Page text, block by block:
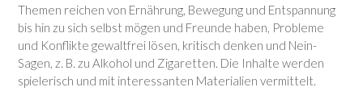
Themen reichen von Ernährung, Bewegung und Entspannung
bis hin zu sich selbst mögen und Freunde haben, Probleme
und Konflikte gewaltfrei lösen, kritisch denken und Nein-
Sagen, z. B. zu Alkohol und Zigaretten. Die Inhalte werden
spielerisch und mit interessanten Materialien vermittelt.